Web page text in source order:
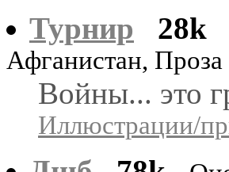
Турнир 28k
Афганистан, Проза
Войны... это
Иллюстрации/